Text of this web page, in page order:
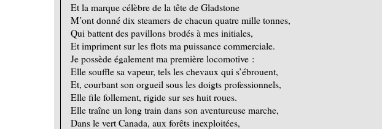
Et la marque célèbre de la tête de Gladstone
M’ont donné dix steamers de chacun quatre mille tonnes,
Qui battent des pavillons brodés à mes initiales,
Et impriment sur les flots ma puissance commerciale.
Je possède également ma première locomotive :
Elle souffle sa vapeur, tels les chevaux qui s’ébrouent,
Et, courbant son orgueil sous les doigts professionnels,
Elle file follement, rigide sur ses huit roues.
Elle traîne un long train dans son aventureuse marche,
Dans le vert Canada, aux forêts inexploitées,